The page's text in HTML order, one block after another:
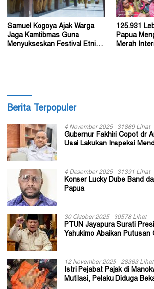
Samuel Kogoya Ajak Warga
Jaga Kamtibmas Guna
Menyukseskan Festival Etnik
125.931
Papua
Merah
Berita Terpopuler
4 November 2025 31869 Lihat
Gubernur Fakhiri Copot dr
Usai Lakukan Inspeksi
4 Desember 2025 31391 Lihat
Konser Lucky Dube Band
Papua
30 Oktober 2025 30578 Lihat
PTUN Jayapura Surati
Yahukimo Abaikan Putusan
12 November 2025 28363 Lihat
Istri Pejabat Pajak di
Mutilasi, Pelaku Diduga